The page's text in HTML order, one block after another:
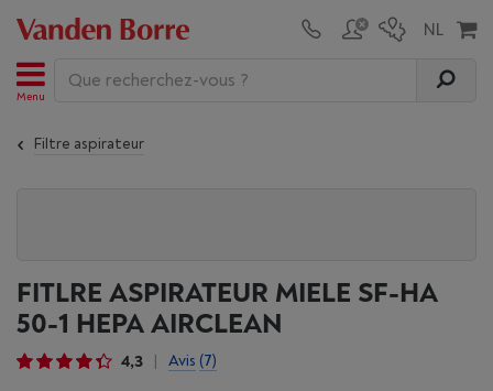
Menu
Filtre aspirateur
FITLRE ASPIRATEUR MIELE SF-HA
50-1 HEPA AIRCLEAN
4,3 Avis (7)